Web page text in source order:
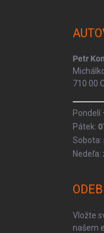
Petr
710 00
Pondelí
Pátek:
Sobota:
Nedeľa:
Vložte
našem